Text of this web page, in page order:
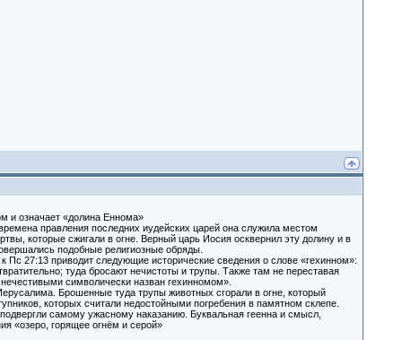
и означает «долина Еннома»
правления последних иудейских царей она служила местом
которые сжигали в огне. Верный царь Иосия осквернил эту долину и в
подобные религиозные обряды.
27:13 приводит следующие исторические сведения о слове «гехинном»:
туда бросают нечистоты и трупы. Также там не переставая
символически назван гехинномом».
Брошенные туда трупы животных сгорали в огне, который
которых считали недостойными погребения в памятном склепе.
самому ужасному наказанию. Буквальная геенна и смысл,
«озеро, горящее огнём и серой»